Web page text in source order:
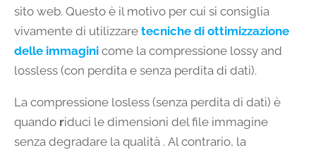
sito web. Questo è il motivo per cui si consiglia
vivamente di utilizzare tecniche di ottimizzazione
delle immagini come la compressione lossy and
lossless (con perdita e senza perdita di dati).
La compressione losless (senza perdita di dati) è
quando riduci le dimensioni del file immagine
senza degradare la qualità . Al contrario, la